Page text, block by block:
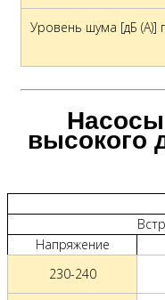
Уровень шума [дБ (A)]
высокого
Напряжение
230-240